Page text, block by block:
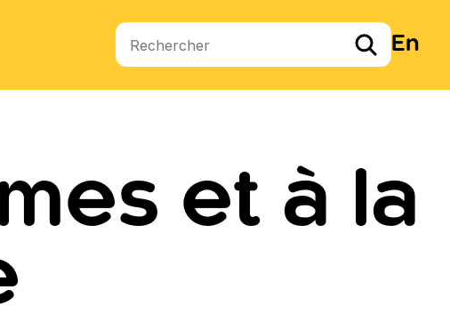
Termes de recherche En
et à la